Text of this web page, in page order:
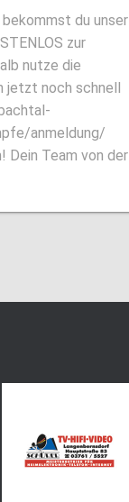
du unser
zur
nutze die
jetzt noch schnell
anmeldung/
Dein Team von der